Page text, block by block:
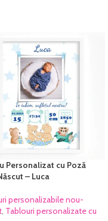
excelentă și densitatea
pentru negru. Culorile sunt
să reziste perioade foarte
timp fără a-și pierde din
tablou este prelucrat manual și
cu atenție înainte de a fi
Personalizat cu Poză
– Luca
personalizabile nou-
, Tablouri personalizate cu